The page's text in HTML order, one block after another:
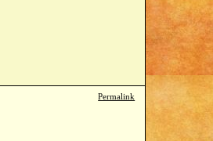
Permalink